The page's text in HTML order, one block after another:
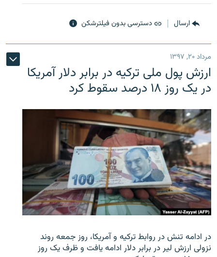
ارسال دسترسی بدون فیلترشکن
مرداد ۲۰, ۱۳۹۷
ارزش پول ملی ترکیه در برابر دلار آمریکا
در یک روز ۱۸ درصد سقوط کرد
در ادامه تنش در روابط ترکیه و آمریکا، روز جمعه روند
نزولی ارزش لیر در برابر دلار ادامه یافت و ظرف یک روز